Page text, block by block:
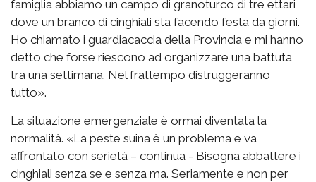
famiglia abbiamo un campo di granoturco di tre ettari
dove un branco di cinghiali sta facendo festa da giorni.
Ho chiamato i guardiacaccia della Provincia e mi hanno
detto che forse riescono ad organizzare una battuta
tra una settimana. Nel frattempo distruggeranno
tutto».
La situazione emergenziale è ormai diventata la
normalità. «La peste suina è un problema e va
affrontato con serietà – continua - Bisogna abbattere i
cinghiali senza se e senza ma. Seriamente e non per